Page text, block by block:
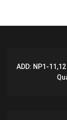
ADD: NP1-